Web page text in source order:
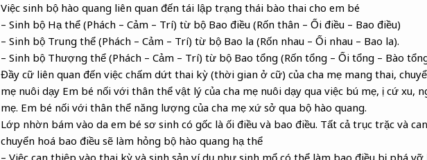
Việc sinh bộ hào quang liên quan đến tái lập trạng thái bào thai cho em bé
– Sinh bộ Hạ thể (Phách – Cảm – Trí) từ bộ Bao điều (Rốn thân – Ối điều – Bao điều)
– Sinh bộ Trung thể (Phách – Cảm – Trí) từ bộ Bao la (Rốn nhau – Ối nhau – Bao la).
– Sinh bộ Thượng thể (Phách – Cảm – Trí) từ bộ Bao tổng (Rốn tổng – Ối tổng – Bào
Đầy cữ liên quan đến việc chấm dứt thai kỳ (thời gian ở cữ) của cha mẹ mang thai,
mẹ nuôi dạy Em bé nối với thân thể vật lý của cha mẹ nuôi dạy qua việc bú mẹ, ị cứ xu,
mẹ. Em bé nối với thân thể năng lượng của cha mẹ xứ sở qua bộ hào quang.
Lớp nhờn bám vào da em bé sơ sinh có gốc là ối điều và bao điều. Tất cả trục trặc và
chuyển hoá bao điều sẽ làm hỏng bộ hào quang hạ thể